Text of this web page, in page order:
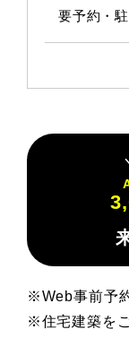
要予約・
※Web事前予
※住宅建築を